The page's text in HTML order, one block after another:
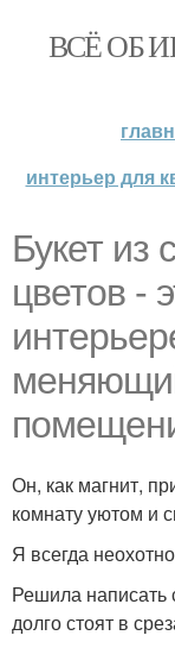
ВСЁ ОБ
интерьер для
Букет из
цветов -
Он, как магнит,
комнату уютом и
Я всегда
Решила написать
долго стоят в